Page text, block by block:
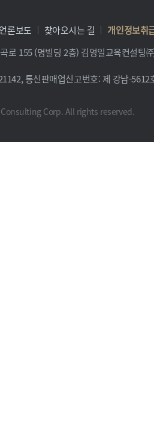
언론보도 찾아오시는 길
개인정보취
로 155 (명빌딩 2층) 김영일교육컨설팅
통신판매업신고번호: 제 강남-
Corp. All rights reserved.